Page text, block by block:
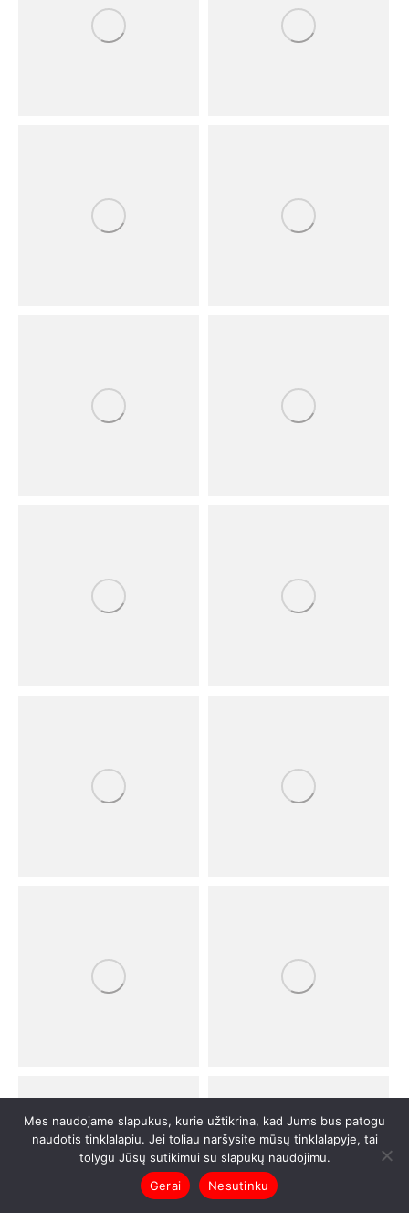
Mes naudojame slapukus, kurie užtikrina, kad Jums bus patogu
naudotis tinklalapiu. Jei toliau naršysite mūsų tinklalapyje, tai
tolygu Jūsų sutikimui su slapukų naudojimu.
Gerai
Nesutinku